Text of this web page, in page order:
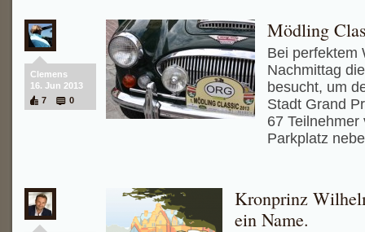
Clemens
16. Jun 2013
7
0
Mödling
Bei perfektem
Nachmittag
besucht, um
Stadt Grand
67
Parkplatz
Kronprinz
ein Name.